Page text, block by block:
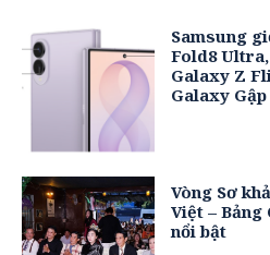
Samsung
Fold8
Galaxy Z
Galaxy
Vòng Sơ
Việt –
nổi bật